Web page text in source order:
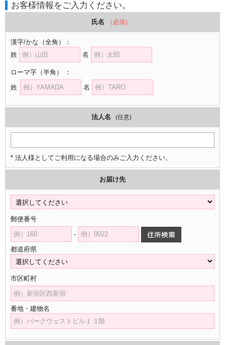
お客様情報をご入力ください。
氏名 （必須）
漢字/かな （全角）
：
姓
名
ローマ字 （半角）
：
姓
名
法人名 (任意)
* 法人様としてご利用になる場合のみご入力ください。
お届け先
郵便番号
-
都道府県
市区町村
番地・建物名